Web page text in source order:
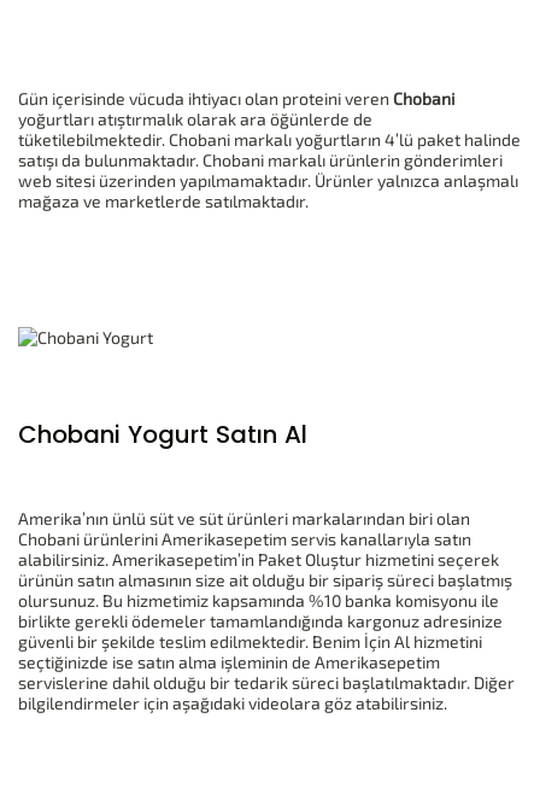
Gün içerisinde vücuda ihtiyacı olan proteini veren Chobani
yoğurtları atıştırmalık olarak ara öğünlerde de
tüketilebilmektedir. Chobani markalı yoğurtların 4’lü paket halinde
satışı da bulunmaktadır. Chobani markalı ürünlerin gönderimleri
web sitesi üzerinden yapılmamaktadır. Ürünler yalnızca anlaşmalı
mağaza ve marketlerde satılmaktadır.
Chobani Yogurt Satın Al
Amerika’nın ünlü süt ve süt ürünleri markalarından biri olan
Chobani ürünlerini Amerikasepetim servis kanallarıyla satın
alabilirsiniz. Amerikasepetim’in Paket Oluştur hizmetini seçerek
ürünün satın almasının size ait olduğu bir sipariş süreci başlatmış
olursunuz. Bu hizmetimiz kapsamında %10 banka komisyonu ile
birlikte gerekli ödemeler tamamlandığında kargonuz adresinize
güvenli bir şekilde teslim edilmektedir. Benim İçin Al hizmetini
seçtiğinizde ise satın alma işleminin de Amerikasepetim
servislerine dahil olduğu bir tedarik süreci başlatılmaktadır. Diğer
bilgilendirmeler için aşağıdaki videolara göz atabilirsiniz.